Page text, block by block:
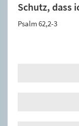
Schutz, dass
Psalm 62,2-3